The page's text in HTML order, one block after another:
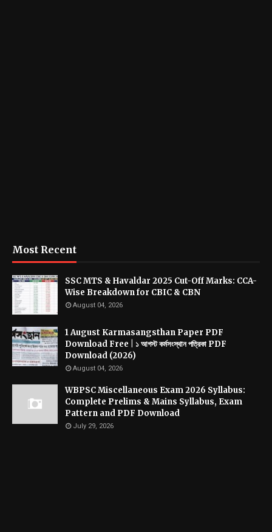
Most Recent
SSC MTS & Havaldar 2025 Cut-Off Marks: CCA-
Wise Breakdown for CBIC & CBN
August 04, 2026
1 August Karmasangsthan Paper PDF
Download Free | ১ আগস্ট কর্মসংস্থান পত্রিকা PDF
Download (2026)
August 04, 2026
WBPSC Miscellaneous Exam 2026 Syllabus:
Complete Prelims & Mains Syllabus, Exam
Pattern and PDF Download
July 29, 2026